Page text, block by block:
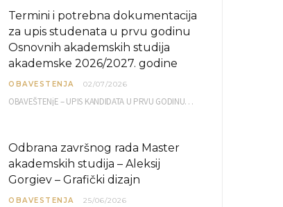
Termini i potrebna dokumentacija
za upis studenata u prvu godinu
Osnovnih akademskih studija
akademske 2026/2027. godine
OBAVESTENJA 02/07/2026
OBAVEŠTENjE – UPIS KANDIDATA U PRVU GODINU OAS 10, 13, 14, 15. i…
Odbrana završnog rada Master
akademskih studija – Aleksij
Gorgiev – Grafički dizajn
OBAVESTENJA 25/06/2026